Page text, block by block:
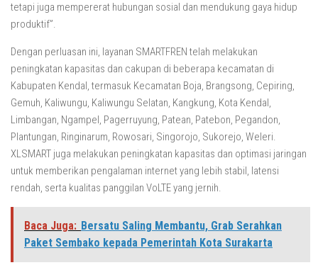
tetapi juga mempererat hubungan sosial dan mendukung gaya hidup
produktif”.
Dengan perluasan ini, layanan SMARTFREN telah melakukan
peningkatan kapasitas dan cakupan di beberapa kecamatan di
Kabupaten Kendal, termasuk Kecamatan Boja, Brangsong, Cepiring,
Gemuh, Kaliwungu, Kaliwungu Selatan, Kangkung, Kota Kendal,
Limbangan, Ngampel, Pagerruyung, Patean, Patebon, Pegandon,
Plantungan, Ringinarum, Rowosari, Singorojo, Sukorejo, Weleri.
XLSMART juga melakukan peningkatan kapasitas dan optimasi jaringan
untuk memberikan pengalaman internet yang lebih stabil, latensi
rendah, serta kualitas panggilan VoLTE yang jernih.
Baca Juga: Bersatu Saling Membantu, Grab Serahkan
Paket Sembako kepada Pemerintah Kota Surakarta